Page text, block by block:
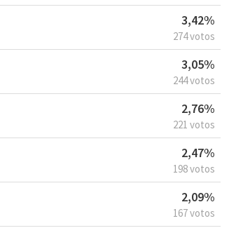
3,42%
274 votos
3,05%
244 votos
2,76%
221 votos
2,47%
198 votos
2,09%
167 votos